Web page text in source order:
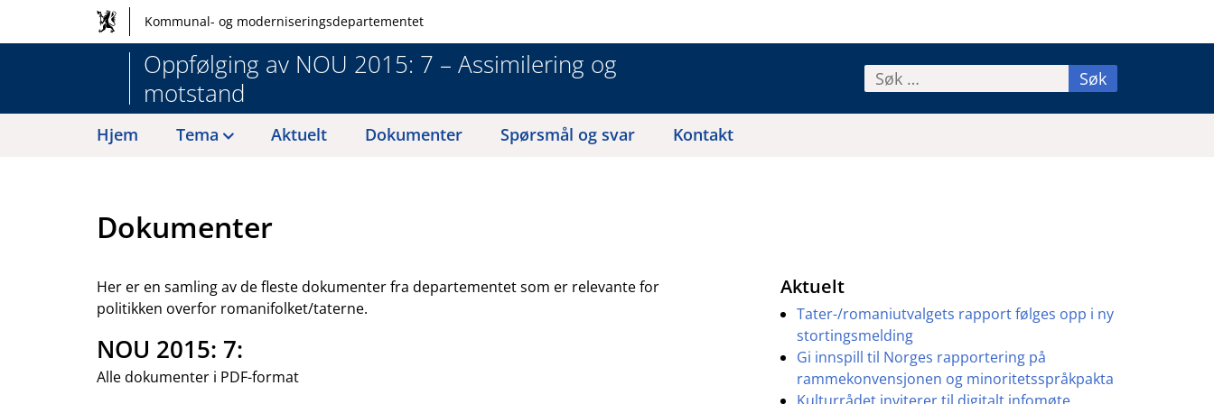
Hovednavigasjon
og
Kommunal- og moderniseringsdepartementet
Oppfølging av NOU 2015: 7 – Assimilering og
motstand
Søk
etter:
Hjem Tema Aktuelt Dokumenter Spørsmål og svar Kontakt
Dokumenter
Her er en samling av de fleste dokumenter fra departementet som er relevante for
politikken overfor romanifolket/taterne.
NOU 2015: 7:
Alle dokumenter i PDF-format
Aktuelt
Tater-/romaniutvalgets rapport følges opp i ny
stortingsmelding
Gi innspill til Norges rapportering på
rammekonvensjonen og minoritetsspråkpakta